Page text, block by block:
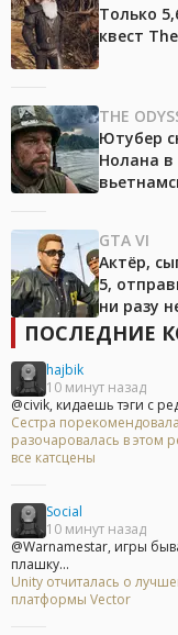
Только
квест
THE
Ютубер
Нолана в
GTA VI
Актёр,
5,
ни разу
ПОСЛЕДНИЕ
hajbik
10 минут назад
@civik, кидаешь тэги с
Сестра
разочаровалась в этом
все катсцены
Social
10 минут назад
@Warnamestar, игры
плашку...
Unity отчиталась о
платформы Vector